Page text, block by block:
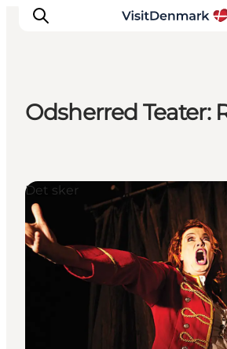
Oplevelser
Overnatning
Planlæg ferien
Odsherred Teater:
Det sker